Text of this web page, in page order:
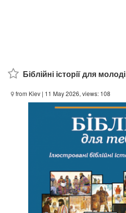
Біблійні історії для молоді
from Kiev | 11 May 2026, views: 108